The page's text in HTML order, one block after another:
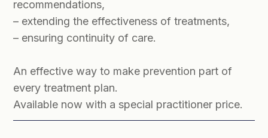
recommendations,
– extending the effectiveness of treatments,
– ensuring continuity of care.
An effective way to make prevention part of
every treatment plan.
Available now with a special practitioner price.